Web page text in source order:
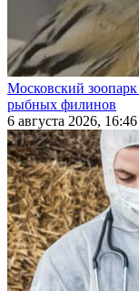
Московский
рыбных филинов
6 августа 2026, 16:46